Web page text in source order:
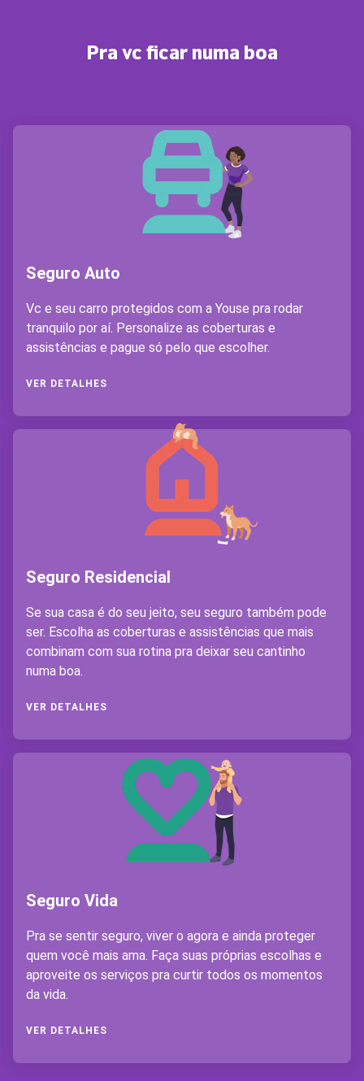
Pra vc ficar numa boa
Seguro Auto
Vc e seu carro protegidos com a Youse pra rodar
tranquilo por aí. Personalize as coberturas e
assistências e pague só pelo que escolher.
VER DETALHES
Seguro Residencial
Se sua casa é do seu jeito, seu seguro também pode
ser. Escolha as coberturas e assistências que mais
combinam com sua rotina pra deixar seu cantinho
numa boa.
VER DETALHES
Seguro Vida
Pra se sentir seguro, viver o agora e ainda proteger
quem você mais ama. Faça suas próprias escolhas e
aproveite os serviços pra curtir todos os momentos
da vida.
VER DETALHES